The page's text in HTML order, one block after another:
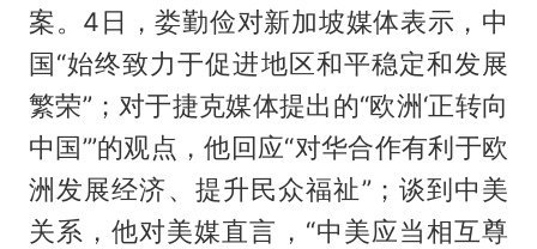
案。4日，娄勤俭对新加坡媒体表示，中
国“始终致力于促进地区和平稳定和发展
繁荣”；对于捷克媒体提出的“欧洲‘正转向
中国’”的观点，他回应“对华合作有利于欧
洲发展经济、提升民众福祉”；谈到中美
关系，他对美媒直言，“中美应当相互尊